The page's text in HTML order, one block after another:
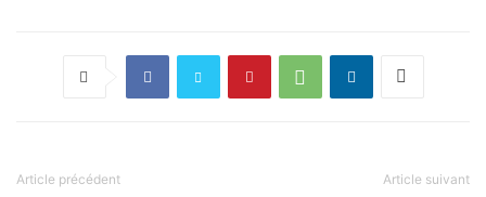
Article précédent Article suivant